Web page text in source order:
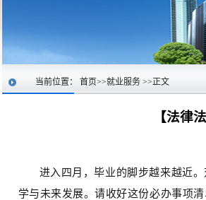
当前位置： 首页>>就业服务 >>正文
【法律
进入四月，毕业的脚步越来越近
学与未来发展。请收好这份必办事项